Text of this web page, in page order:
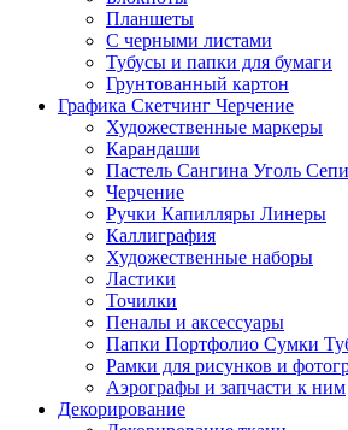
Планшеты
С черными листами
Тубусы и папки для бумаги
Грунтованный картон
Графика Скетчинг Черчение
Художественные маркеры
Карандаши
Пастель Сангина Уголь
Черчение
Ручки Капилляры Линеры
Каллиграфия
Художественные наборы
Ластики
Точилки
Пеналы и аксессуары
Папки Портфолио Сумки
Рамки для рисунков и
Аэрографы и запчасти к ним
Декорирование